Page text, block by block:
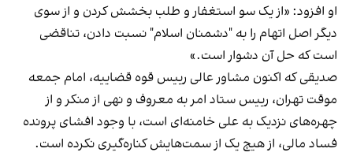
او افزود: «از یک‌ سو استغفار و طلب بخشش کردن و از سوی
دیگر اصل اتهام را به "دشمنان اسلام" نسبت دادن، تناقضی
است که حل آن دشوار است.»
صدیقی که اکنون مشاور عالی رییس قوه قضاییه، امام جمعه
موقت تهران، رییس ستاد امر به معروف و نهی از منکر و از
چهره‌های نزدیک به علی خامنه‌ای است، با وجود افشای پرونده
فساد مالی، از هیچ یک از سمت‌هایش کناره‌گیری نکرده است.